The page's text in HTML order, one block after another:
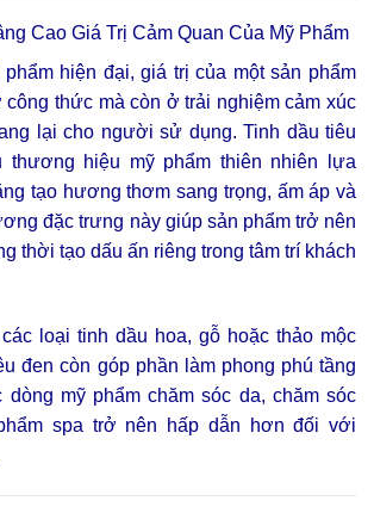
Cao Giá Trị Cảm Quan Của Mỹ Phẩm
phẩm hiện đại, giá trị của một sản phẩm
công thức mà còn ở trải nghiệm cảm xúc
lại cho người sử dụng. Tinh dầu tiêu
thương hiệu mỹ phẩm thiên nhiên lựa
tạo hương thơm sang trọng, ấm áp và
đặc trưng này giúp sản phẩm trở nên
thời tạo dấu ấn riêng trong tâm trí khách
loại tinh dầu hoa, gỗ hoặc thảo mộc
đen còn góp phần làm phong phú tầng
dòng mỹ phẩm chăm sóc da, chăm sóc
spa trở nên hấp dẫn hơn đối với